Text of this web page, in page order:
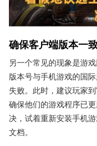
确保客户端版本一
另一个常见的现象是游
版本号与手机游戏的国
失败。此时，建议玩家
确保他们的游戏程序已
决，试着重新安装手机
文档。